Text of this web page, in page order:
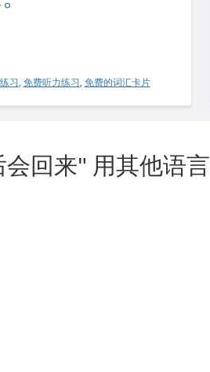
习, 免费听力练习, 免费的词汇卡片
回来" 用其他语言